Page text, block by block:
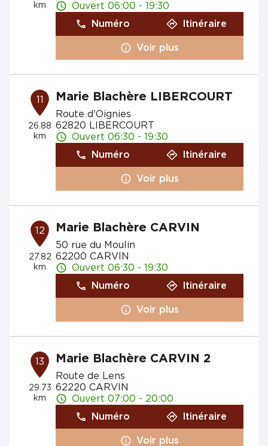
km
Ouvert 06:00 - 19:30
Numéro
Itinéraire
Voir plus
11
26.88
km
Marie Blachère LIBERCOURT
Route d'Oignies
62820 LIBERCOURT
Ouvert 06:30 - 19:30
Numéro
Itinéraire
Voir plus
12
27.82
km
Marie Blachère CARVIN
50 rue du Moulin
62200 CARVIN
Ouvert 06:30 - 19:30
Numéro
Itinéraire
Voir plus
13
29.73
km
Marie Blachère CARVIN 2
Route de Lens
62220 CARVIN
Ouvert 07:00 - 20:00
Numéro
Itinéraire
Voir plus